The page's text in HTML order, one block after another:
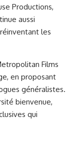
Productions,
aussi
les
Films
en proposant
généralistes.
bienvenue,
qui